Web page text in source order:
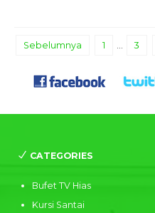
Sebelumnya 1 3
CATEGORIES
Bufet TV Hias
Kursi Santai